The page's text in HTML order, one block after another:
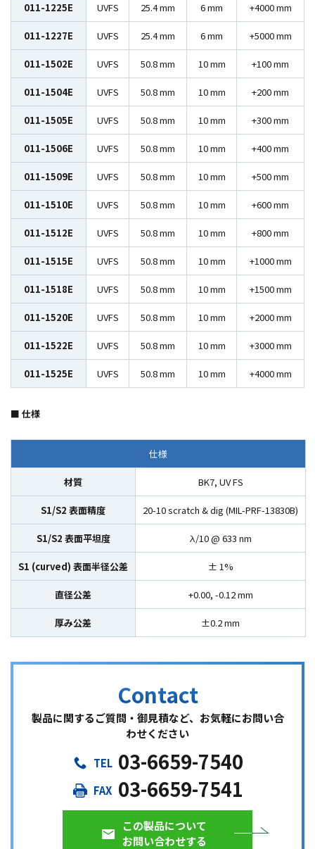
011-1225E UVFS 25.4 mm 6 mm +4000 mm
011-1227E UVFS 25.4 mm 6 mm +5000 mm
011-1502E UVFS 50.8 mm 10 mm +100 mm
011-1504E UVFS 50.8 mm 10 mm +200 mm
011-1505E UVFS 50.8 mm 10 mm +300 mm
011-1506E UVFS 50.8 mm 10 mm +400 mm
011-1509E UVFS 50.8 mm 10 mm +500 mm
011-1510E UVFS 50.8 mm 10 mm +600 mm
011-1512E UVFS 50.8 mm 10 mm +800 mm
011-1515E UVFS 50.8 mm 10 mm +1000 mm
011-1518E UVFS 50.8 mm 10 mm +1500 mm
011-1520E UVFS 50.8 mm 10 mm +2000 mm
011-1522E UVFS 50.8 mm 10 mm +3000 mm
011-1525E UVFS 50.8 mm 10 mm +4000 mm
■ 仕様
仕様
材質 BK7, UV FS
S1/S2 表面精度 20-10 scratch & dig (MIL-PRF-13830B)
S1/S2 表面平坦度 λ/10 @ 633 nm
S1 (curved) 表面半径公差 ± 1%
直径公差 +0.00, -0.12 mm
厚み公差 ±0.2 mm
製品に関するご質問・御見積など、お気軽にお問い合
わせください
03-6659-7540
03-6659-7541
この製品について
お問い合わせする